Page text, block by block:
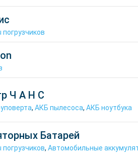
Ч А Н С
, АКБ пылесоса, АКБ ноутбука
Батарей
, Автомобильные